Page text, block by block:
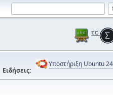
Ειδήσεις:
Υποστήριξη Ubuntu